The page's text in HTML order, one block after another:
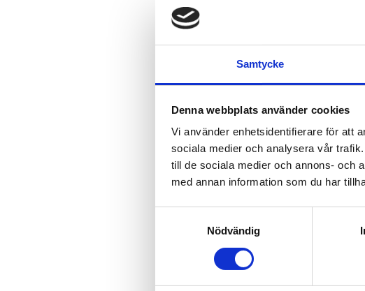
Samtycke
Denna webbplats använder cookies
Vi använder enhetsidentifierare för att
sociala medier och analysera vår
till de sociala medier och annons- och
med annan information som du har
Nödvändig